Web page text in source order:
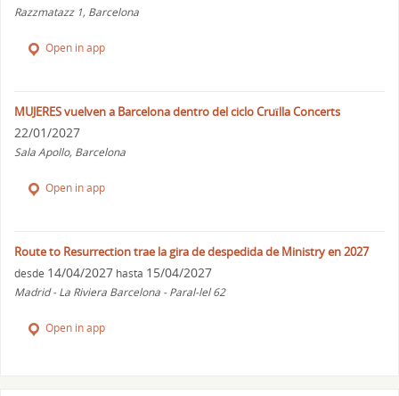
Razzmatazz 1, Barcelona
Open in app
MUJERES vuelven a Barcelona dentro del ciclo Cruïlla Concerts
22/01/2027
Sala Apollo, Barcelona
Open in app
Route to Resurrection trae la gira de despedida de Ministry en 2027
desde 14/04/2027 hasta 15/04/2027
Madrid - La Riviera Barcelona - Paral-lel 62
Open in app